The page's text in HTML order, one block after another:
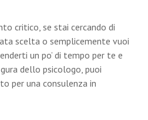
critico, se stai cercando di
scelta o semplicemente vuoi
un po’ di tempo per te e
dello psicologo, puoi
per una consulenza in